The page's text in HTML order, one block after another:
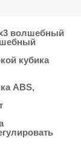
волшебный
кубика
ABS,